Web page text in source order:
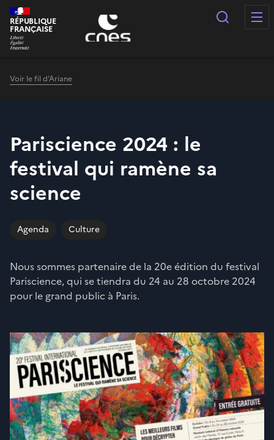
Panneau de gestion des cookies
RÉPUBLIQUE
FRANÇAISE
Voir le fil d'Ariane
Pariscience 2024 : le
festival qui ramène sa
science
Agenda Culture
Nous sommes partenaire de la 20e édition du festival
Pariscience, qui se tiendra du 24 au 28 octobre 2024
pour le grand public à Paris.